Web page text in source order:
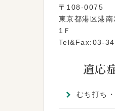
〒108-0075
東京都港区港
1Ｆ
Tel&Fax:03-
適応
むち打ち